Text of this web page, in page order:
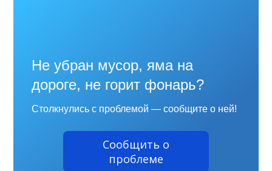
Не убран мусор, яма на
дороге, не горит фонарь?
Столкнулись с проблемой — сообщите о ней!
Сообщить о
проблеме